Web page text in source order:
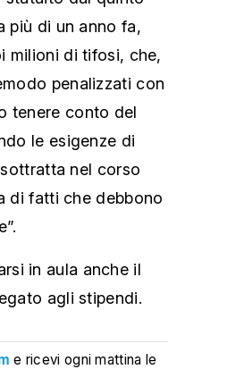
più di un anno fa,
milioni di tifosi, che,
penalizzati con
tenere conto del
le esigenze di
nel corso
di fatti che debbono
in aula anche il
agli stipendi.
e ricevi ogni mattina le